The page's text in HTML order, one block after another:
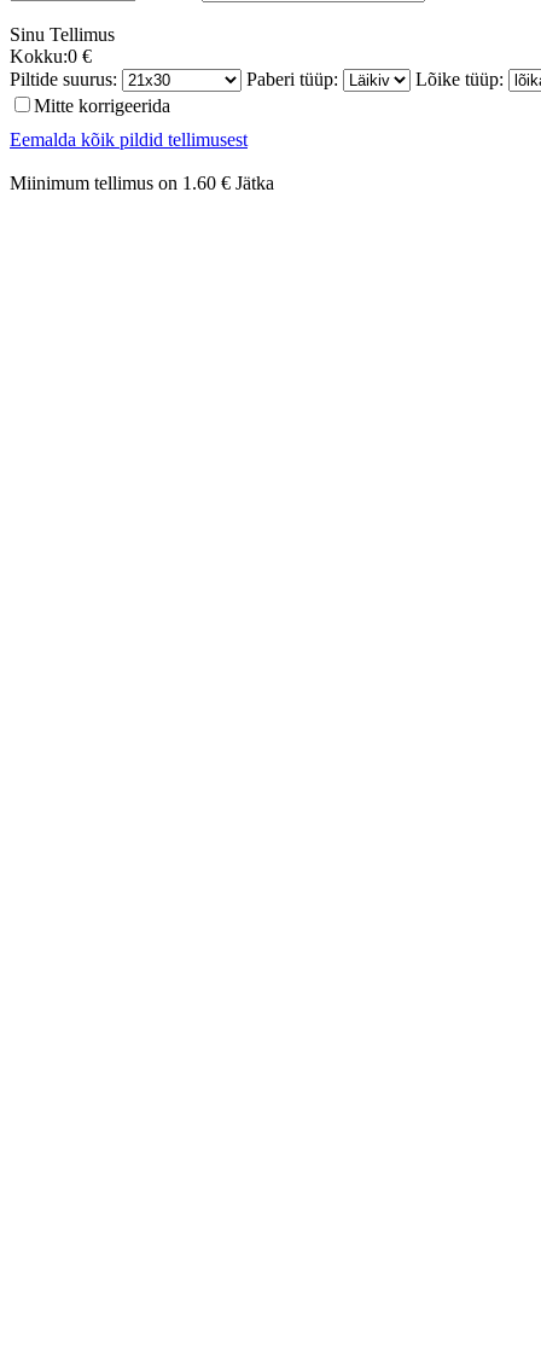
Sinu Tellimus
Kokku:0 €
Piltide suurus:
Paberi tüüp:
Lõike tüüp:
Mitte korrigeerida
Eemalda kõik pildid tellimusest
Miinimum tellimus on 1.60 € Jätka